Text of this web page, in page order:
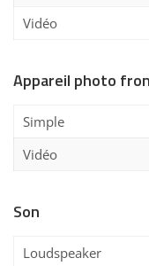
Vidéo
Appareil photo
Simple
Vidéo
Son
Loudspeaker